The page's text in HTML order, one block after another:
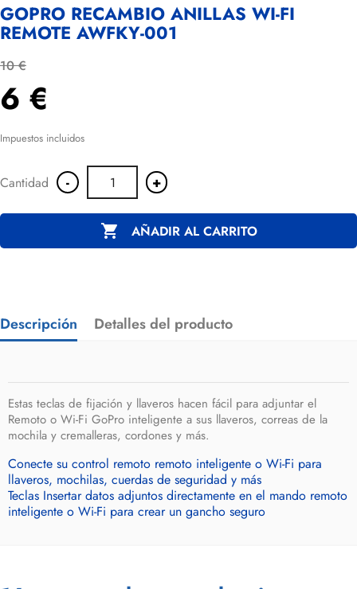
GOPRO RECAMBIO ANILLAS WI-FI
REMOTE AWFKY-001
10 €
6 €
Impuestos incluidos
Cantidad - +
 AÑADIR AL CARRITO
Descripción Detalles del producto
Estas teclas de fijación y llaveros hacen fácil para adjuntar el
Remoto o Wi-Fi GoPro inteligente a sus llaveros, correas de la
mochila y cremalleras, cordones y más.
Conecte su control remoto remoto inteligente o Wi-Fi para
llaveros, mochilas, cuerdas de seguridad y más
Teclas Insertar datos adjuntos directamente en el mando remoto
inteligente o Wi-Fi para crear un gancho seguro